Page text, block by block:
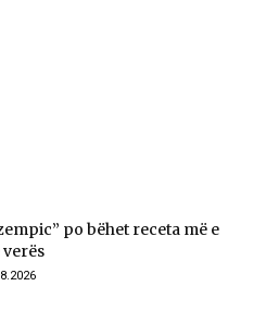
po bëhet receta më e